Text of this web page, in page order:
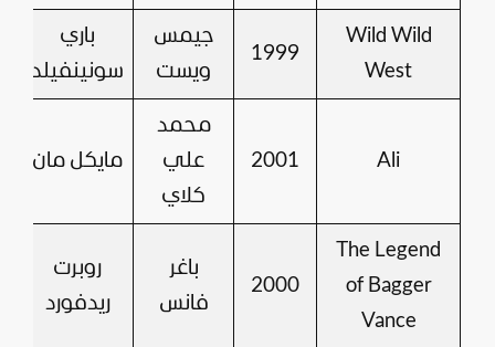
Wild Wild
West
1999
جيمس
ويست
باري
سونينفيلد
Ali
2001
محمد
علي
كلاي
مايكل مان
The Legend
of Bagger
Vance
2000
باغر
فانس
روبرت
ريدفورد